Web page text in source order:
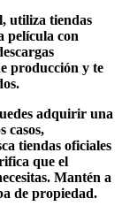
película con
producción y te
adquirir una
casos,
tiendas oficiales
que el
Mantén a
de propiedad.